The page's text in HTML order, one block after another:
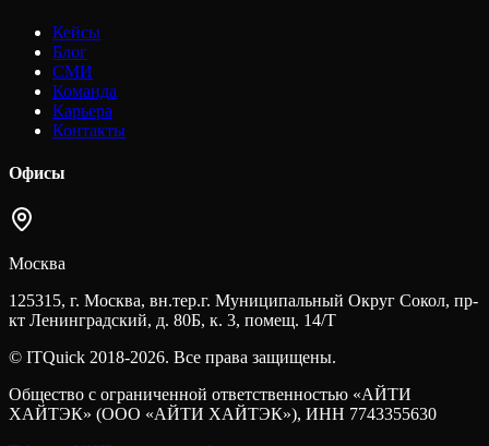
Кейсы
Блог
СМИ
Команда
Карьера
Контакты
Офисы
Москва
125315, г. Москва, вн.тер.г. Муниципальный Округ Сокол, пр-
кт Ленинградский, д. 80Б, к. 3, помещ. 14/Т
© ITQuick 2018-2026. Все права защищены.
Общество с ограниченной ответственностью «АЙТИ
ХАЙТЭК» (ООО «АЙТИ ХАЙТЭК»), ИНН 7743355630